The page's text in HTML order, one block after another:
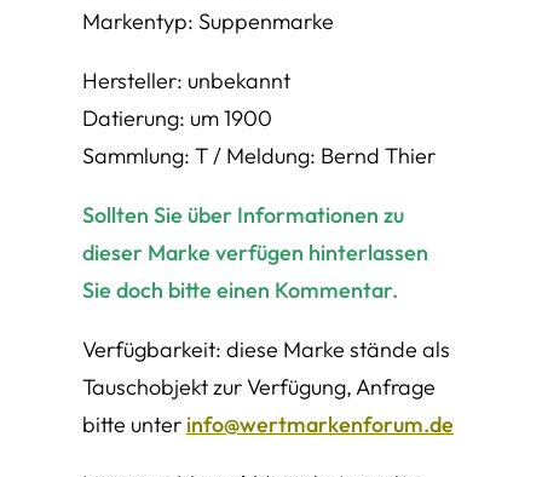
Markentyp: Suppenmarke
Hersteller: unbekannt
Datierung: um 1900
Sammlung: T / Meldung: Bernd Thier
Sollten Sie über Informationen zu
dieser Marke verfügen hinterlassen
Sie doch bitte einen Kommentar.
Verfügbarkeit: diese Marke stände als
Tauschobjekt zur Verfügung, Anfrage
bitte unter info@wertmarkenforum.de